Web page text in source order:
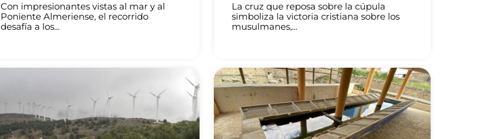
Con impresionantes vistas al mar y al
Poniente Almeriense, el recorrido
desafía a los...
La cruz que reposa sobre la cúpula
simboliza la victoria cristiana sobre los
musulmanes,...